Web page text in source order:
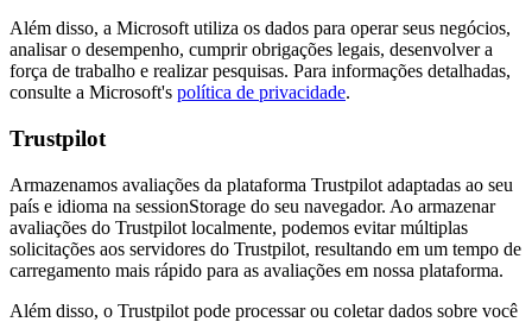
Além disso, a Microsoft utiliza os dados para operar seus negócios,
analisar o desempenho, cumprir obrigações legais, desenvolver a
força de trabalho e realizar pesquisas. Para informações detalhadas,
consulte a Microsoft's política de privacidade.
Trustpilot
Armazenamos avaliações da plataforma Trustpilot adaptadas ao seu
país e idioma na sessionStorage do seu navegador. Ao armazenar
avaliações do Trustpilot localmente, podemos evitar múltiplas
solicitações aos servidores do Trustpilot, resultando em um tempo de
carregamento mais rápido para as avaliações em nossa plataforma.
Além disso, o Trustpilot pode processar ou coletar dados sobre você